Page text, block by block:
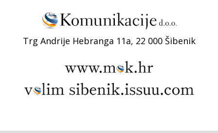
Trg Andrije Hebranga 11a, 22 000 Šibenik